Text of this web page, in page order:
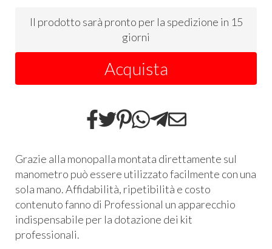
Il prodotto sarà pronto per la spedizione in 15
giorni
Acquista
Grazie alla monopalla montata direttamente sul
manometro può essere utilizzato facilmente con una
sola mano. Affidabilità, ripetibilità e costo
contenuto fanno di Professional un apparecchio
indispensabile per la dotazione dei kit
professionali.